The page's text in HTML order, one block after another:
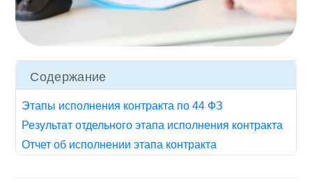
Содержание
Этапы исполнения контракта по 44 ФЗ
Результат отдельного этапа исполнения контракта
Отчет об исполнении этапа контракта